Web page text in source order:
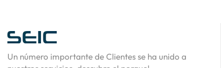
Un número importante de Clientes se ha unido a